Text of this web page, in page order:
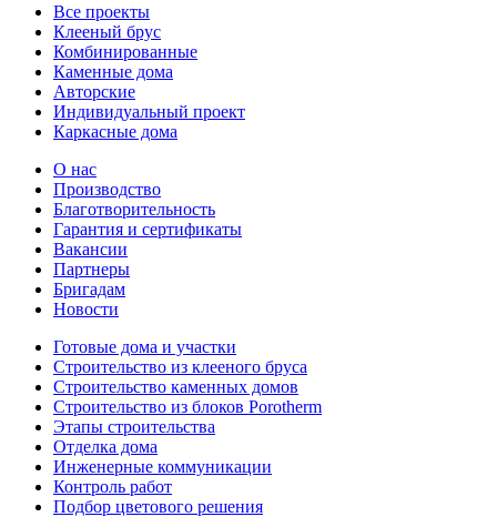
Все проекты
Клееный брус
Комбинированные
Каменные дома
Авторские
Индивидуальный проект
Каркасные дома
О нас
Производство
Благотворительность
Гарантия и сертификаты
Вакансии
Партнеры
Бригадам
Новости
Готовые дома и участки
Строительство из клееного бруса
Строительство каменных домов
Строительство из блоков Porotherm
Этапы строительства
Отделка дома
Инженерные коммуникации
Контроль работ
Подбор цветового решения